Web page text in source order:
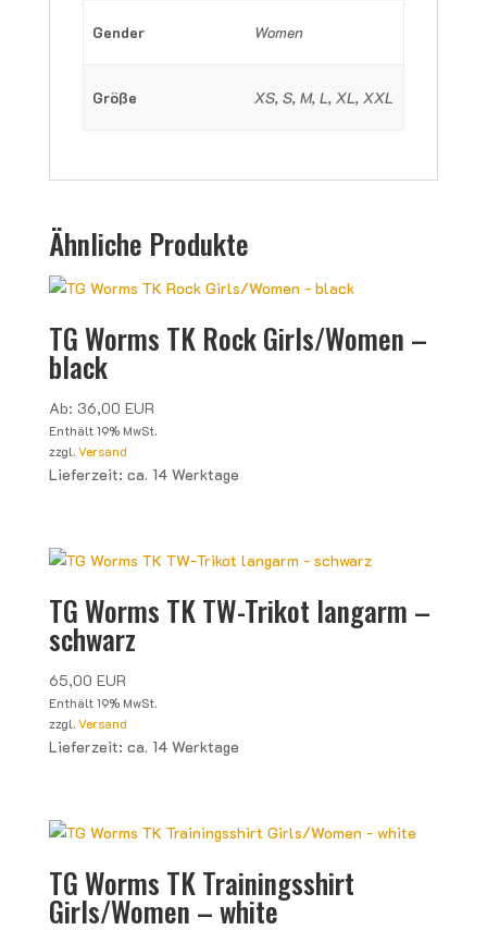
Gender Women
Größe XS, S, M, L, XL, XXL
Ähnliche Produkte
TG Worms TK Rock Girls/Women –
black
Ab: 36,00 EUR
Enthält 19% MwSt.
zzgl. Versand
Lieferzeit: ca. 14 Werktage
TG Worms TK TW-Trikot langarm –
schwarz
65,00 EUR
Enthält 19% MwSt.
zzgl. Versand
Lieferzeit: ca. 14 Werktage
TG Worms TK Trainingsshirt
Girls/Women – white